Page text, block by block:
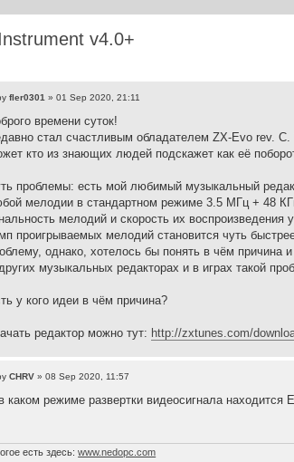
v4.0+
fler0301 » 01 Sep 2020, 21:11
времени суток!
стал счастливым обладателем ZX-Evo rev.
кто из знающих людей подскажет как её
проблемы: есть мой любимый музыкальный
мелодии в стандартном режиме 3.5 МГц + 48
мелодий и скорость их
проигрываемых мелодий становится чуть
однако, хотелось бы понять в чём причина
музыкальных редакторах и в играх такой
у кого идеи в чём причина?
редактор можно тут: http://zxtunes.com/
CHRV » 08 Sep 2020, 11:57
каком режиме развертки видеосигнала находится
есть здесь:www.nedopc.com